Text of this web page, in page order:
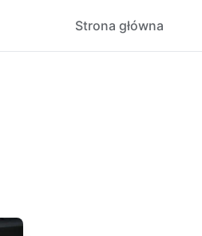
Strona główna